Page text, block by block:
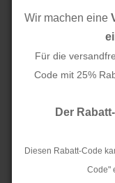
Wir machen eine
Für die
Code mit 25%
Der
Diesen Rabatt-Code
Code"